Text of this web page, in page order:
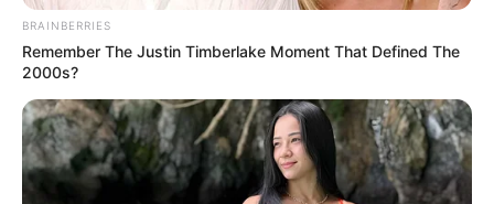
BRAINBERRIES
Remember The Justin Timberlake Moment That Defined The
2000s?